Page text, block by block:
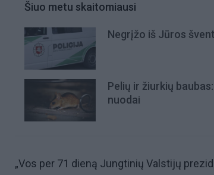
Šiuo metu skaitomiausi
Negrįžo iš Jūros
Pelių ir žiurkių
nuodai
„Vos per 71 dieną Jungtinių Valstijų